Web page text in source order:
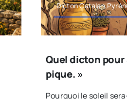
Dicton
Quel dicton pour
pique. »
Pourquoi le soleil